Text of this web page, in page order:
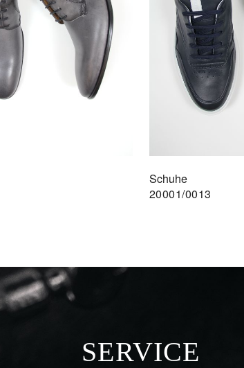
Schuhe
20001/0013
SERVICE